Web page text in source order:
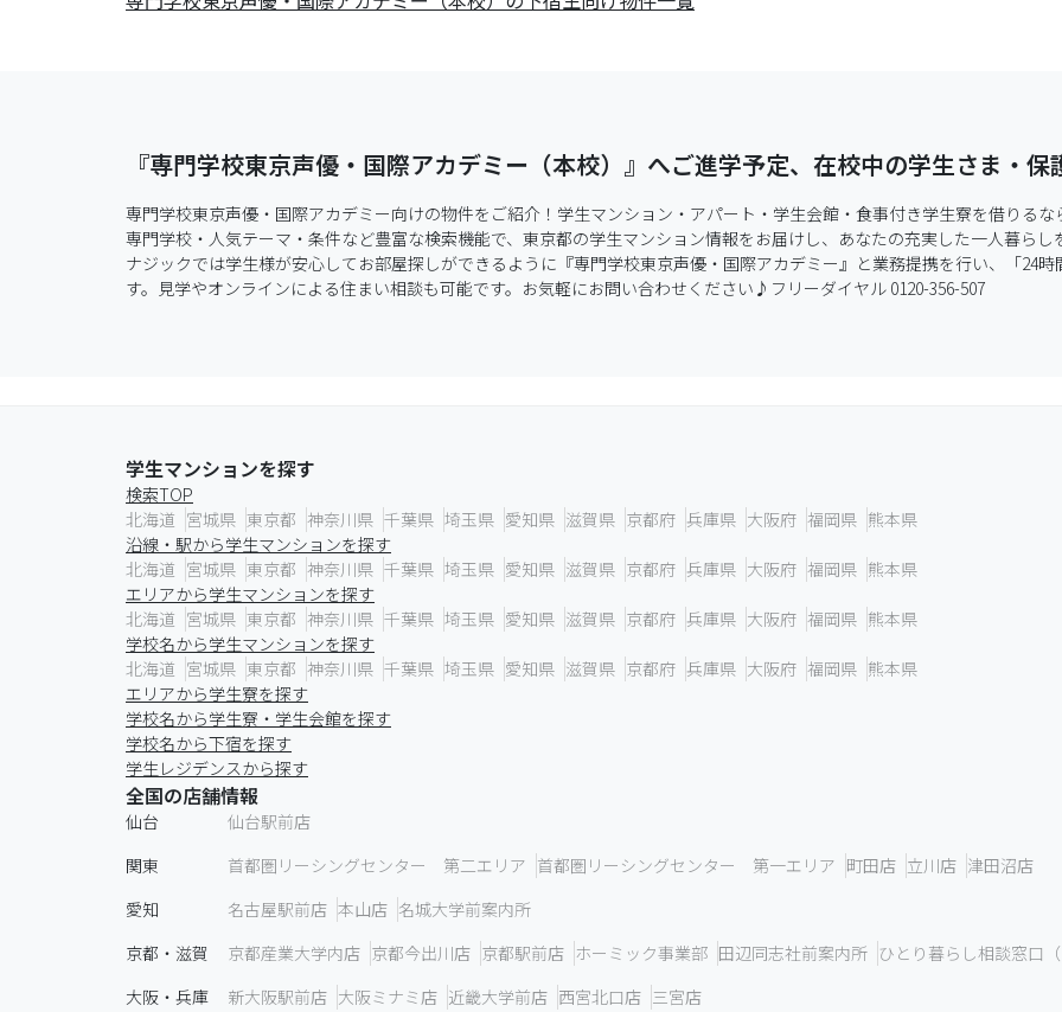
『専門学校東京声優・国際アカデミー（本校）』へご進学予定、在校中の学生さま・保
専門学校東京声優・国際アカデミー向けの物件をご紹介！学生マンション・アパート・学生会館・食事付き学生寮を借りる
専門学校・人気テーマ・条件など豊富な検索機能で、東京都の学生マンション情報をお届けし、あなたの充実した一人暮らし
ナジックでは学生様が安心してお部屋探しができるように『専門学校東京声優・国際アカデミー』と業務提携を行い、「24
す。見学やオンラインによる住まい相談も可能です。お気軽にお問い合わせください♪フリーダイヤル 0120-356-507
学生マンションを探す
検索TOP
北海道 宮城県 東京都 神奈川県 千葉県 埼玉県 愛知県 滋賀県 京都府 兵庫県 大阪府 福岡県 熊本県
沿線・駅から学生マンションを探す
北海道 宮城県 東京都 神奈川県 千葉県 埼玉県 愛知県 滋賀県 京都府 兵庫県 大阪府 福岡県 熊本県
エリアから学生マンションを探す
北海道 宮城県 東京都 神奈川県 千葉県 埼玉県 愛知県 滋賀県 京都府 兵庫県 大阪府 福岡県 熊本県
学校名から学生マンションを探す
北海道 宮城県 東京都 神奈川県 千葉県 埼玉県 愛知県 滋賀県 京都府 兵庫県 大阪府 福岡県 熊本県
エリアから学生寮を探す
学校名から学生寮・学生会館を探す
学校名から下宿を探す
学生レジデンスから探す
全国の店舗情報
仙台
仙台駅前店
関東
首都圏リーシングセンター 第二エリア 首都圏リーシングセンター 第一エリア 町田店 立川店 津田沼店
愛知
名古屋駅前店 本山店 名城大学前案内所
京都・滋賀
京都産業大学内店 京都今出川店 京都駅前店 ホーミック事業部 田辺同志社前案内所 ひとり暮らし相談窓口
大阪・兵庫
新大阪駅前店 大阪ミナミ店 近畿大学前店 西宮北口店 三宮店